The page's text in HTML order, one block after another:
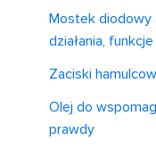
Mostek diodowy
działania, funkcje
Zaciski
Olej do
prawdy